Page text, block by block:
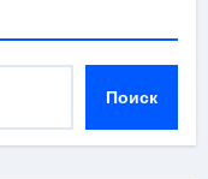
Поиск